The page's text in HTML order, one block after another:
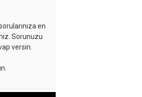
en
Sorunuzu
versin.